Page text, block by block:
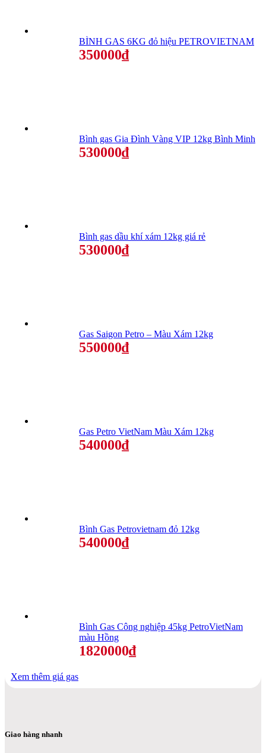
BÌNH GAS 6KG đỏ hiệu PETROVIETNAM
350000₫
Bình gas Gia Đình Vàng VIP 12kg Bình Minh
530000₫
Bình gas dầu khí xám 12kg giá rẻ
530000₫
Gas Saigon Petro – Màu Xám 12kg
550000₫
Gas Petro VietNam Màu Xám 12kg
540000₫
Bình Gas Petrovietnam đỏ 12kg
540000₫
Bình Gas Công nghiệp 45kg PetroVietNam
màu Hồng
1820000₫
Xem thêm giá gas
Giao hàng nhanh